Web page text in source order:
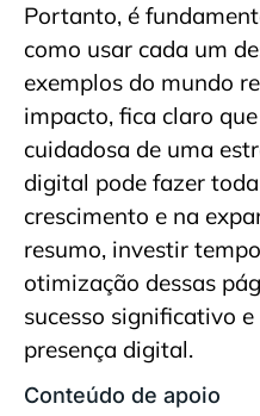
Portanto, é
como usar cada um
exemplos do mundo
impacto, fica claro
cuidadosa de uma
digital pode fazer
crescimento e na
resumo, investir
otimização dessas
sucesso significativo
presença digital.
Conteúdo de apoio